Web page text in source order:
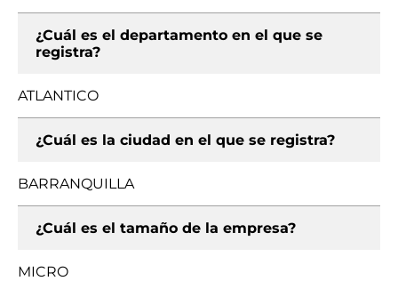
¿Cuál es el departamento en el que se
registra?
ATLANTICO
¿Cuál es la ciudad en el que se registra?
BARRANQUILLA
¿Cuál es el tamaño de la empresa?
MICRO